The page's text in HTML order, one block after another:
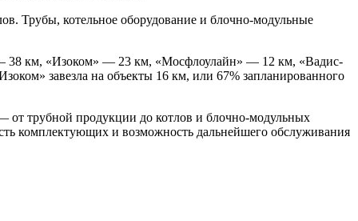
Трубы, котельное оборудование и блочно-модульные
38 км, «Изоком» — 23 км, «Мосфлоулайн» — 12 км, «Вадис-
завезла на объекты 16 км, или 67% запланированного
от трубной продукции до котлов и блочно-модульных
комплектующих и возможность дальнейшего обслуживания